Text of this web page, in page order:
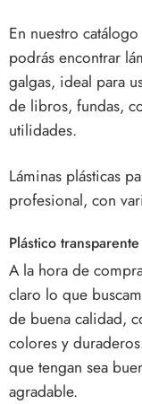
En nuestro
podrás encontrar
galgas, ideal para
de libros, fundas,
utilidades.
Láminas plásticas
profesional, con
Plástico
A la hora de
claro lo que
de buena calidad,
colores y
que tengan sea
agradable.